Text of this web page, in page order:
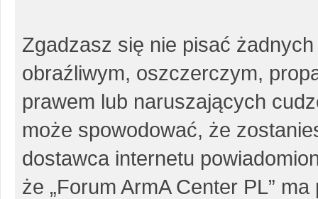
Zgadzasz się nie pisać
obraźliwym, oszczerczym,
prawem lub naruszających
może spowodować, że
dostawca internetu
że „Forum ArmA Center PL”